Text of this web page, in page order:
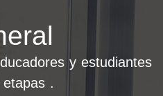
y estudiantes
.